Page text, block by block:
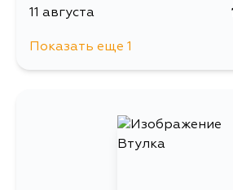
11 августа
Показать еще 1